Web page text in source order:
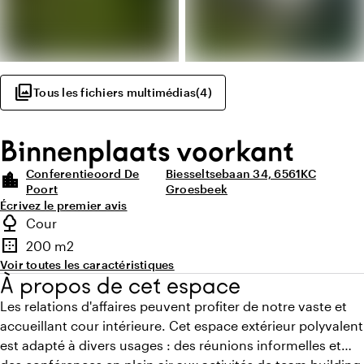
photo_libraryTous les fichiers multimédias(4)
Binnenplaats voorkant
location_city Conferentieoord De
Poort
Biesseltsebaan 34, 6561KC
Groesbeek
Écrivez le premier avis
Points forts
nature
Type d'espace extérieur
Cour
border_outer
Superficie
200 m2
Voir toutes les caractéristiques
À propos de cet espace
Les relations d'affaires peuvent profiter de notre vaste et
accueillant cour intérieure. Cet espace extérieur polyvalent
est adapté à divers usages : des réunions informelles et